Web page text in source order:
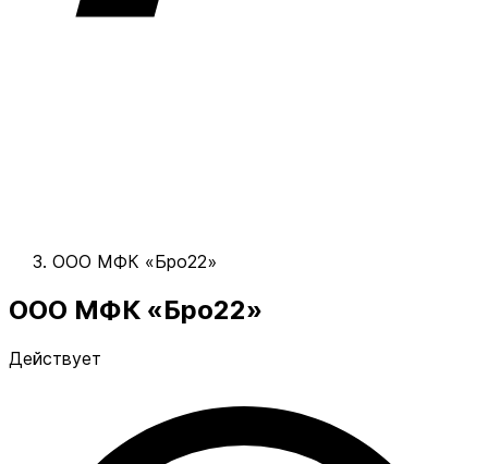
ООО МФК «Бро22»
ООО МФК «Бро22»
Действует